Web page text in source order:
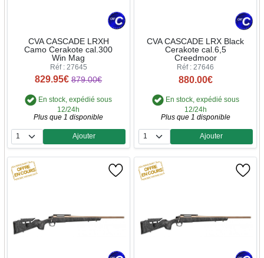
CVA CASCADE LRXH
Camo Cerakote cal.300
Win Mag
Réf : 27645
829.95€ 879.00€
En stock, expédié sous
12/24h
Plus que 1 disponible
Quantité
Ajouter
CVA CASCADE LRX Black
Cerakote cal.6,5
Creedmoor
Réf : 27646
880.00€
En stock, expédié sous
12/24h
Plus que 1 disponible
Quantité
Ajouter